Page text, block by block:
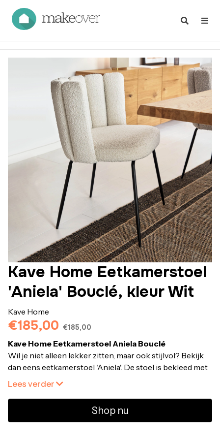
Kave Home Eetkamerstoel
'Aniela' Bouclé, kleur Wit
Kave Home
€185,00 €185,00
Kave Home Eetkamerstoel Aniela Bouclé
Wil je niet alleen lekker zitten, maar ook stijlvol? Bekijk
dan eens eetkamerstoel 'Aniela'. De stoel is bekleed met
een bouclé stof. Deze stof bestaat uit allemaal kleine
zitting valt meteen op als je de eetkamerstoel rondom de
eettafel ziet staan. De zitting is gemaakt in de vorm van
Lees verder
Shop nu